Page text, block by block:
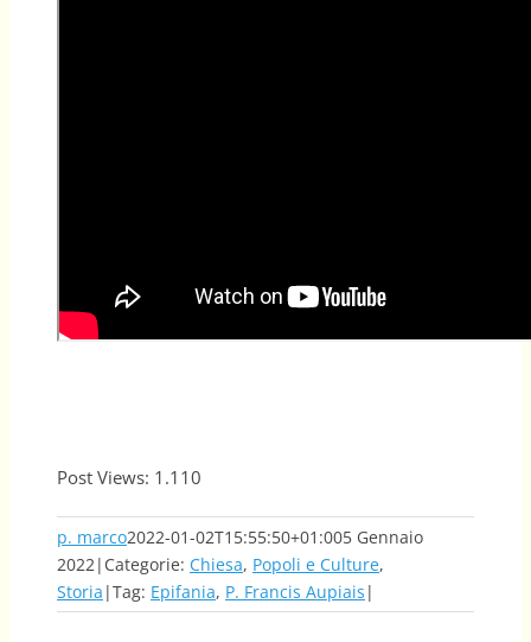
Post Views: 1.110
p. marco2022-01-02T15:55:50+01:005 Gennaio
2022| Categorie: Chiesa, Popoli e Culture,
Storia |Tag: Epifania, P. Francis Aupiais |